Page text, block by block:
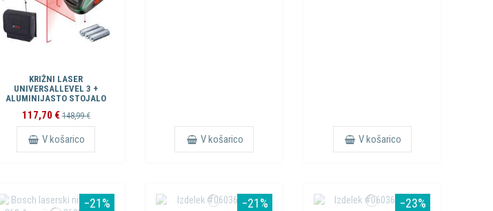
KRIŽNI LASER
UNIVERSALLEVEL 3 +
ALUMINIJASTO STOJALO
117,70 €148,99 €
V košarico V košarico V košarico
−21% −21% −23%